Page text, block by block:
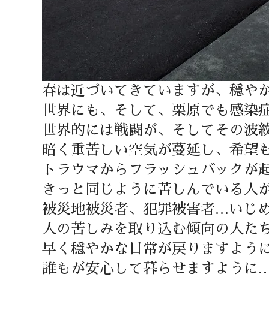
春は近づいてきていますが、穏や
世界にも、そして、栗原でも感染
世界的には戦闘が、そしてその波
暗く重苦しい空気が蔓延し、希望
トラウマからフラッシュバックが
きっと同じように苦しんでいる人
被災地被災者、犯罪被害者…いじ
人の苦しみを取り込む傾向の人
早く穏やかな日常が戻りますよう
誰もが安心して暮らせますよう